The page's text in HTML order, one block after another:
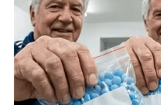
Men, You Don't Need
MEDVI